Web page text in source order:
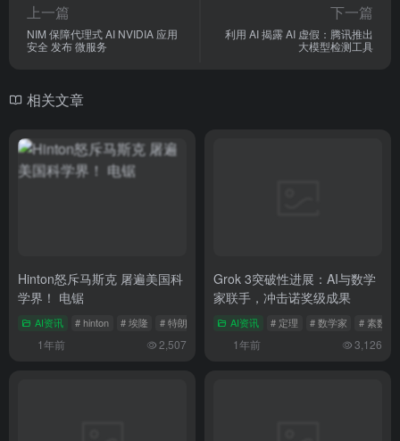
上一篇
NIM 保障代理式 AI NVIDIA 应用
安全 发布 微服务
下一篇
利用 AI 揭露 AI 虚假：腾讯推出
大模型检测工具
相关文章
Hinton怒斥马斯克 屠遍美国科
学界！ 电锯
AI资讯 # hinton # 埃隆 # 特朗普
1年前 2,507
Grok 3突破性进展：AI与数学
家联手，冲击诺奖级成果
AI资讯 # 定理 # 数学家 # 素数
1年前 3,126